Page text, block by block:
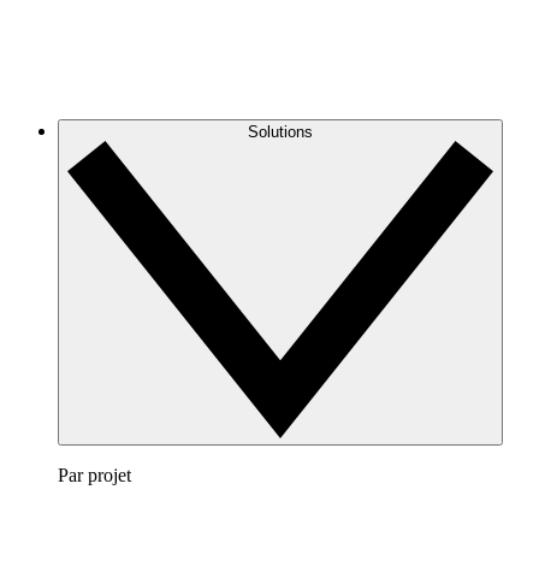
Solutions
Par projet